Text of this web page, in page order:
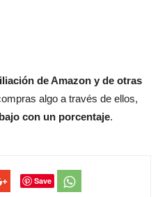
de Amazon y de otras
algo a través de ellos,
con un porcentaje.
Save